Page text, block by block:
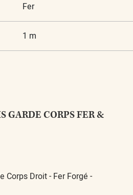
Fer
1 m
GARDE CORPS FER &
Corps Droit - Fer Forgé -